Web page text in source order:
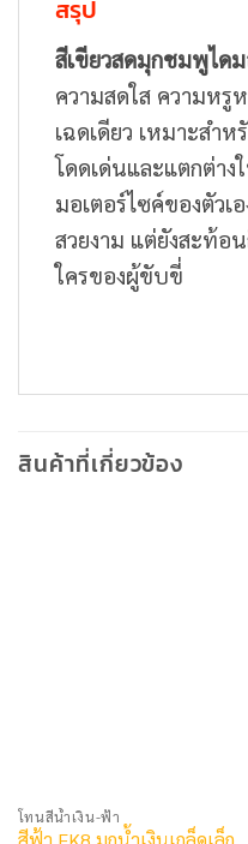
สรุป
สีเขียวสดมุกชมพูได
ความสดใส ความหรู
เฉดเดียว เหมาะสำ
โดดเด่นและแตกต่า
มอเตอร์ไซค์ของตัวเ
สวยงาม แต่ยังสะท้อ
ใครของผู้ขับขี่
สินค้าที่เกี่ยวข้อง
โทนสีน้ำเงิน-ฟ้า